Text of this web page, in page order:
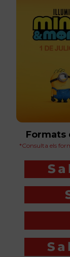
Formats
*Consulta els